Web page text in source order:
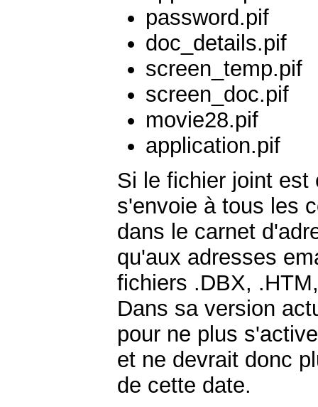
password.pif
doc_details.pif
screen_temp.pif
screen_doc.pif
movie28.pif
application.pif
Si le fichier joint est
s'envoie à tous les
dans le carnet
qu'aux adresses
fichiers .DBX,
Dans sa version
pour ne plus
et ne devrait donc
de cette date.